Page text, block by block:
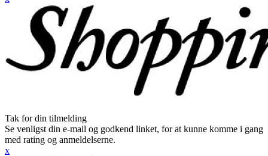
Tak for din tilmelding
Se venligst din e-mail og godkend linket, for at kunne komme i gang
med rating og anmeldelserne.
x